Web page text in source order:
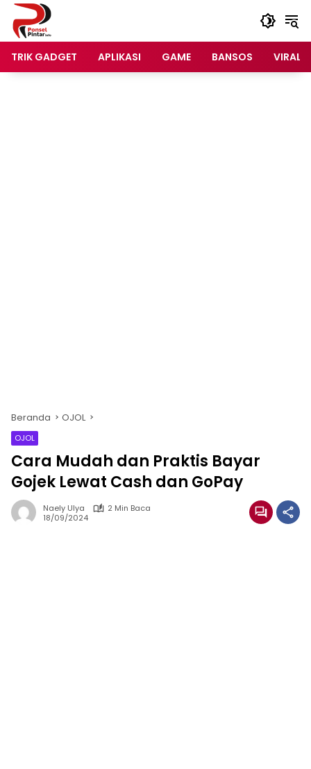
Langsung
konten
TRIK GADGET
APLIKASI GAME BANSOS VIRAL
Beranda OJOL
OJOL
Cara Mudah dan Praktis Bayar
Gojek Lewat Cash dan GoPay
Naely Ulya
2 Min Baca
18/09/2024